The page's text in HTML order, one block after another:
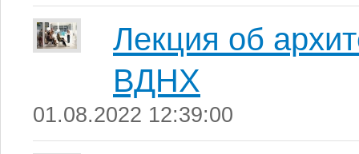
Лекция об
ВДНХ
01.08.2022 12:39:00